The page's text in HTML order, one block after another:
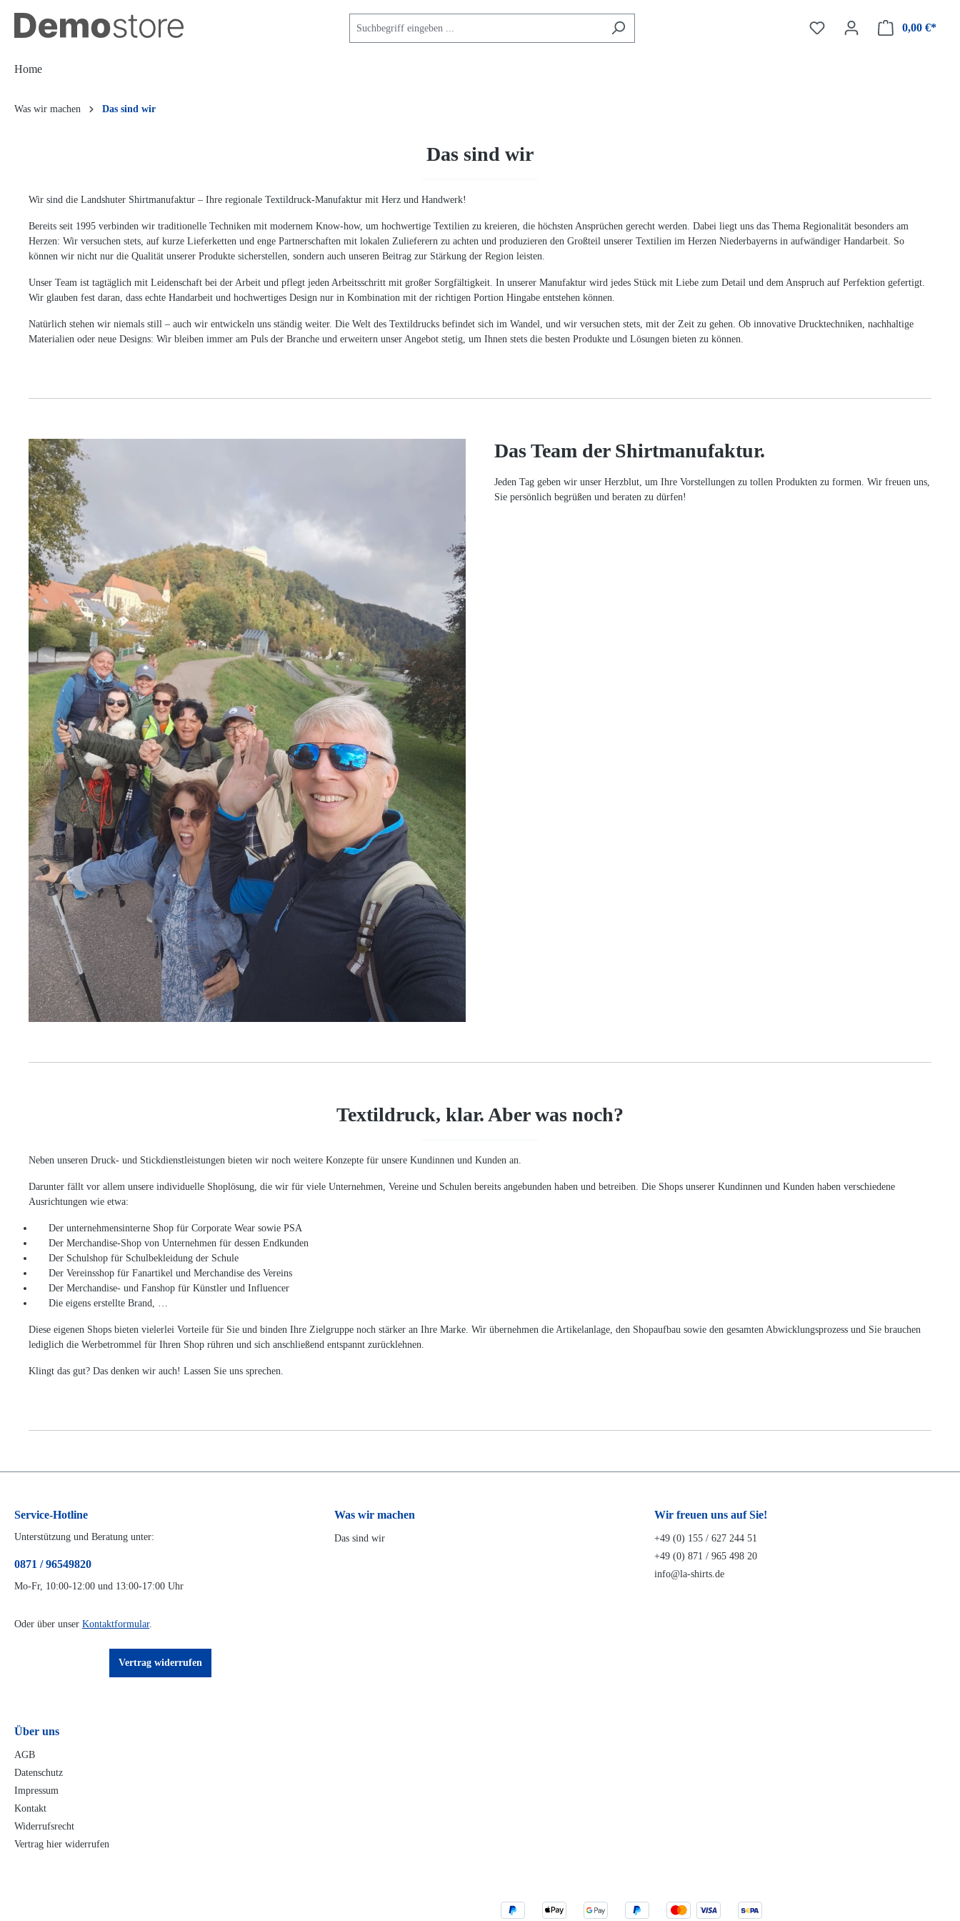
Zur Hauptnavigation springen
0,00 €*
Home
Was wir machen Das sind wir
Das sind wir
Wir sind die Landshuter Shirtmanufaktur – Ihre regionale Textildruck-Manufaktur mit Herz und Handwerk!
Bereits seit 1995 verbinden wir traditionelle Techniken mit modernem Know-how, um hochwertige Textilien zu kreieren, die höchsten Ansprüchen gerecht werden. Dabei liegt uns das Thema Regionalität besonders am
Herzen: Wir versuchen stets, auf kurze Lieferketten und enge Partnerschaften mit lokalen Zulieferern zu achten und produzieren den Großteil unserer Textilien im Herzen Niederbayerns in aufwändiger Handarbeit. So
können wir nicht nur die Qualität unserer Produkte sicherstellen, sondern auch unseren Beitrag zur Stärkung der Region leisten.
Unser Team ist tagtäglich mit Leidenschaft bei der Arbeit und pflegt jeden Arbeitsschritt mit großer Sorgfältigkeit. In unserer Manufaktur wird jedes Stück mit Liebe zum Detail und dem Anspruch auf Perfektion gefertigt.
Wir glauben fest daran, dass echte Handarbeit und hochwertiges Design nur in Kombination mit der richtigen Portion Hingabe entstehen können.
Natürlich stehen wir niemals still – auch wir entwickeln uns ständig weiter. Die Welt des Textildrucks befindet sich im Wandel, und wir versuchen stets, mit der Zeit zu gehen. Ob innovative Drucktechniken, nachhaltige
Materialien oder neue Designs: Wir bleiben immer am Puls der Branche und erweitern unser Angebot stetig, um Ihnen stets die besten Produkte und Lösungen bieten zu können.
Das Team der Shirtmanufaktur.
Jeden Tag geben wir unser Herzblut, um Ihre Vorstellungen zu tollen Produkten zu formen. Wir freuen uns,
Sie persönlich begrüßen und beraten zu dürfen!
Textildruck, klar. Aber was noch?
Neben unseren Druck- und Stickdienstleistungen bieten wir noch weitere Konzepte für unsere Kundinnen und Kunden an.
Darunter fällt vor allem unsere individuelle Shoplösung, die wir für viele Unternehmen, Vereine und Schulen bereits angebunden haben und betreiben. Die Shops unserer Kundinnen und Kunden haben verschiedene
Ausrichtungen wie etwa:
Der unternehmensinterne Shop für Corporate Wear sowie PSA
Der Merchandise-Shop von Unternehmen für dessen Endkunden
Der Schulshop für Schulbekleidung der Schule
Der Vereinsshop für Fanartikel und Merchandise des Vereins
Der Merchandise- und Fanshop für Künstler und Influencer
Die eigens erstellte Brand, …
Diese eigenen Shops bieten vielerlei Vorteile für Sie und binden Ihre Zielgruppe noch stärker an Ihre Marke. Wir übernehmen die Artikelanlage, den Shopaufbau sowie den gesamten Abwicklungsprozess und Sie brauchen
lediglich die Werbetrommel für Ihren Shop rühren und sich anschließend entspannt zurücklehnen.
Klingt das gut? Das denken wir auch! Lassen Sie uns sprechen.
Service-Hotline
Unterstützung und Beratung unter:
0871 / 96549820
Mo-Fr, 10:00-12:00 und 13:00-17:00 Uhr
Oder über unser Kontaktformular.
Vertrag widerrufen
Was wir machen
Das sind wir
Wir freuen uns auf Sie!
+49 (0) 155 / 627 244 51
+49 (0) 871 / 965 498 20
info@la-shirts.de
Über uns
AGB
Datenschutz
Impressum
Kontakt
Widerrufsrecht
Vertrag hier widerrufen